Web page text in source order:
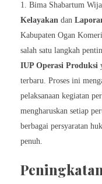
Bima Shabartum
Kelayakan dan
Kabupaten Ogan
salah satu langkah
IUP Operasi Produksi
terbaru. Proses ini
pelaksanaan kegiatan
mengharuskan setiap
berbagai persyaratan
penuh.